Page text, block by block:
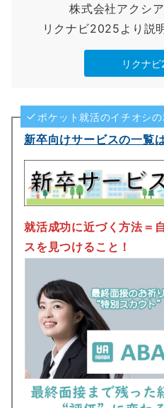
株式会社アクシ
リクナビ2025より説
リクナ
ポケット就活のイチオシ
新卒向けサービスの一覧
就活成功に近づく方法＝
スを見つけること！